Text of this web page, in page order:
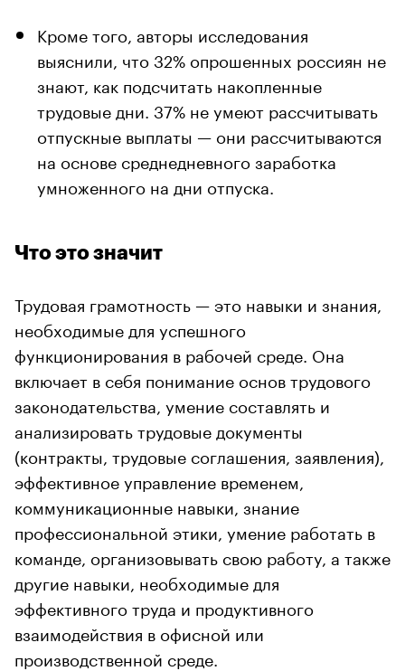
Кроме того, авторы исследования
выяснили, что 32% опрошенных россиян не
знают, как подсчитать накопленные
трудовые дни. 37% не умеют рассчитывать
отпускные выплаты — они рассчитываются
на основе среднедневного заработка
умноженного на дни отпуска.
Что это значит
Трудовая грамотность — это навыки и знания,
необходимые для успешного
функционирования в рабочей среде. Она
включает в себя понимание основ трудового
законодательства, умение составлять и
анализировать трудовые документы
(контракты, трудовые соглашения, заявления),
эффективное управление временем,
коммуникационные навыки, знание
профессиональной этики, умение работать в
команде, организовывать свою работу, а также
другие навыки, необходимые для
эффективного труда и продуктивного
взаимодействия в офисной или
производственной среде.